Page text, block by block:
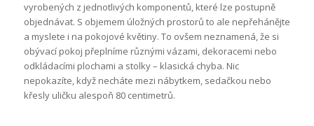
vyrobených z jednotlivých komponentů, které lze postupně
objednávat. S objemem úložných prostorů to ale nepřehánějte
a myslete i na pokojové květiny. To ovšem neznamená, že si
obývací pokoj přeplníme různými vázami, dekoracemi nebo
odkládacími plochami a stolky – klasická chyba. Nic
nepokazíte, když necháte mezi nábytkem, sedačkou nebo
křesly uličku alespoň 80 centimetrů.